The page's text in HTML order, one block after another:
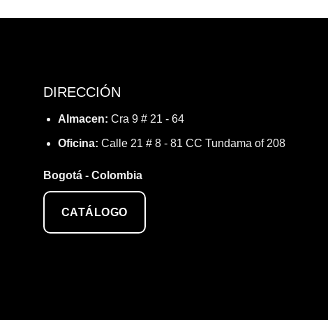
DIRECCIÓN
Almacen: Cra 9 # 21 - 64
Oficina: Calle 21 # 8 - 81 CC Tundama of 208
Bogotá - Colombia
CATÁLOGO